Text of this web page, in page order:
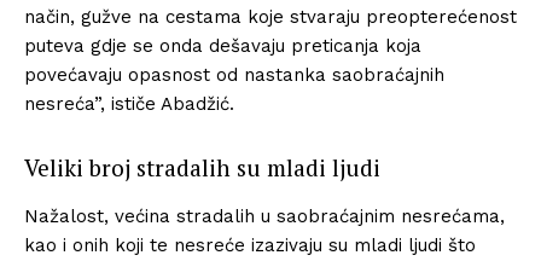
način, gužve na cestama koje stvaraju preopterećenost
puteva gdje se onda dešavaju preticanja koja
povećavaju opasnost od nastanka saobraćajnih
nesreća”, ističe Abadžić.
Veliki broj stradalih su mladi ljudi
Nažalost, većina stradalih u saobraćajnim nesrećama,
kao i onih koji te nesreće izazivaju su mladi ljudi što